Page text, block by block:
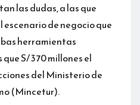
las dudas, a las que
escenario de negocio que
herramientas
S/ 370 millones el
del Ministerio de
(Mincetur).